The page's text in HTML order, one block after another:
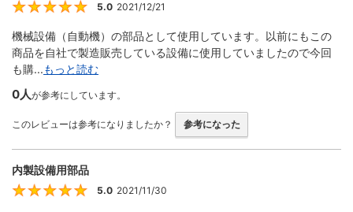
5.0 2021/12/21
機械設備（自動機）の部品として使用しています。以前にもこの
商品を自社で製造販売している設備に使用していましたので今回
も購...もっと読む
0人が参考にしています。
このレビューは参考になりましたか？ 参考になった
内製設備用部品
5.0 2021/11/30